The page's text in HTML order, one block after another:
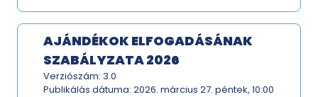
AJÁNDÉKOK ELFOGADÁSÁNAK
SZABÁLYZATA 2026
Verziószám: 3.0
Publikálás dátuma: 2026. március 27. péntek, 10:00